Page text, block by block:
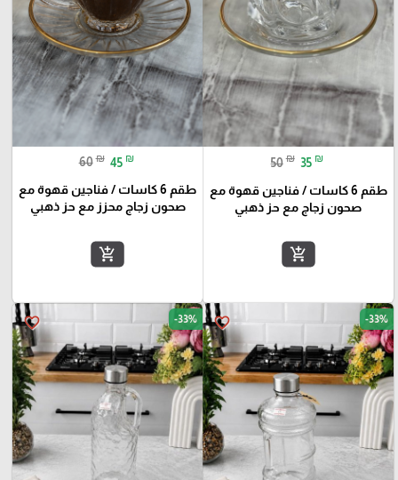
50 ₪ 35 ₪
طقم 6 كاسات / فناجين قهوة مع
صحون زجاج مع حز ذهبي
add_shopping_cart
60 ₪ 45 ₪
طقم 6 كاسات / فناجين قهوة مع
صحون زجاج محزز مع حز ذهبي
add_shopping_cart
favorite_border -33%
favorite_border -33%